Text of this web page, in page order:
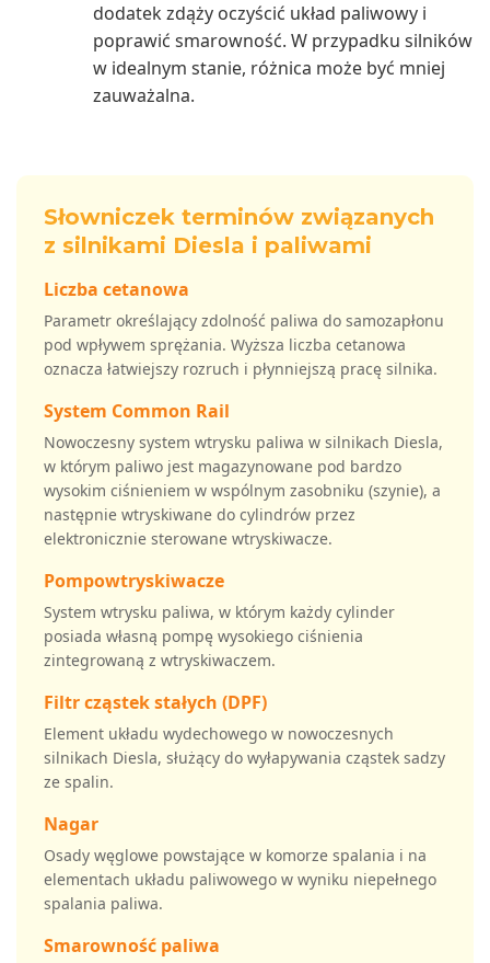
dodatek zdąży oczyścić układ paliwowy i
poprawić smarowność. W przypadku silników
w idealnym stanie, różnica może być mniej
zauważalna.
Słowniczek terminów związanych
z silnikami Diesla i paliwami
Liczba cetanowa
Parametr określający zdolność paliwa do samozapłonu
pod wpływem sprężania. Wyższa liczba cetanowa
oznacza łatwiejszy rozruch i płynniejszą pracę silnika.
System Common Rail
Nowoczesny system wtrysku paliwa w silnikach Diesla,
w którym paliwo jest magazynowane pod bardzo
wysokim ciśnieniem w wspólnym zasobniku (szynie), a
następnie wtryskiwane do cylindrów przez
elektronicznie sterowane wtryskiwacze.
Pompowtryskiwacze
System wtrysku paliwa, w którym każdy cylinder
posiada własną pompę wysokiego ciśnienia
zintegrowaną z wtryskiwaczem.
Filtr cząstek stałych (DPF)
Element układu wydechowego w nowoczesnych
silnikach Diesla, służący do wyłapywania cząstek sadzy
ze spalin.
Nagar
Osady węglowe powstające w komorze spalania i na
elementach układu paliwowego w wyniku niepełnego
spalania paliwa.
Smarowność paliwa